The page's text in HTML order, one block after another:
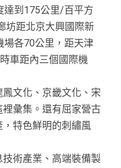
達到175公里/百平方
坊距北京大興國際新
場各70公里，距天津
車距內三個國際機
文化、京畿文化、宋
彙集。還有屈家營古
特色鮮明的刺繡風
術產業、高端裝備製